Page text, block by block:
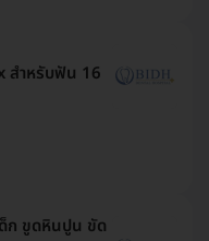
สำหรับฟัน 16
ก ขูดหินปูน ขัด